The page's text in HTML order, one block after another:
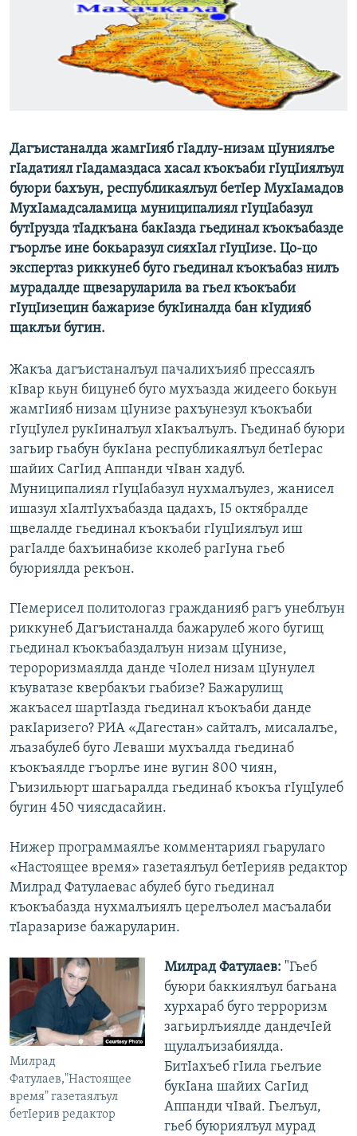
РАСПИСАНИЕ ВЕЩАНИЯ
ПОДПИШИТЕСЬ НА РАССЫЛКУ
Все сайты РСЕ/РС
Дагъистаналда жамгIияб гIадлу-низам цІуниялъе
гIадатиял гIадамаздаса хасал къокъаби гIуцIиялъул
буюри бахъун, республикаялъул бетIер МухIамадов
МухIамадсаламица муниципалиял гІуцІабазул
бутІрузда тІадкъана бакІазда гьединал къокъабазде
гъорлъе ине бокьаразул сияхІал гІуцІизе. Цо-цо
экспертаз риккунеб буго гьединал къокъабаз нилъ
мурадалде щвезаруларила ва гьел къокъаби
гІуцІизецин бажаризе букІиналда бан кІудияб
щаклъи бугин.
Жакъа дагъистаналъул пачалихъияб прессаялъ
кІвар кьун бицунеб буго мухъазда жидеего бокьун
жамгІияб низам цІунизе рахъунезул къокъаби
гІуцІулел рукІиналъул хІакъалъулъ. Гьединаб буюри
загьир гьабун букІана республикаялъул бетІерас
шайих СагІид Аппанди чІван хадуб.
Муниципалиял гIуцIабазул нухмалъулез, жанисел
ишазул хIалтIухъабазда цадахъ, І5 октябралде
щвелалде гьединал къокъаби гIуцIиялъул иш
рагIалде бахъинабизе кколеб рагІуна гьеб
буюриялда рекъон.
ГІемерисел политологаз гражданияб рагъ унеблъун
риккунеб Дагъистаналда бажарулеб жого бугищ
гьединал къокъабаздалъун низам цІунизе,
теророризмаялда данде чІолел низам цІунулел
къуватазе квербакъи гьабизе? Бажарулищ
жакъасел шартІазда гьединал къокъаби данде
ракІаризего? РИА «Дагестан» сайталъ, мисалалъе,
лъазабулеб буго Леваши мухъалда гьединаб
къокъаялде гъорлъе ине вугин 800 чиян,
Гъизильюрт шагьаралда гьединаб къокъа гІуцІулеб
бугин 450 чиясдасайин.
Нижер программаялъе комментариял гьарулаго
«Настоящее время» газетаялъул бетІерияв редактор
Милрад Фатулаевас абулеб буго гьединал
къокъабазда нухмалъиялъ церелъолел масъалаби
тІаразаризе бажаруларин.
Милрад
Фатулаев,"Настоящее
время" газетаялъул
бетІерив редактор
Милрад Фатулаев: "Гьеб
буюри баккиялъул багьана
хурхараб буго терроризм
загьирлъиялде дандечІей
щулалъизабиялда.
БитІахъеб гІила гьелъие
букІана шайих СагІид
Аппанди чІвай. Гьелъул,
гьеб буюриялъул мурад